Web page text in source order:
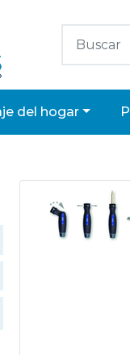
del hogar